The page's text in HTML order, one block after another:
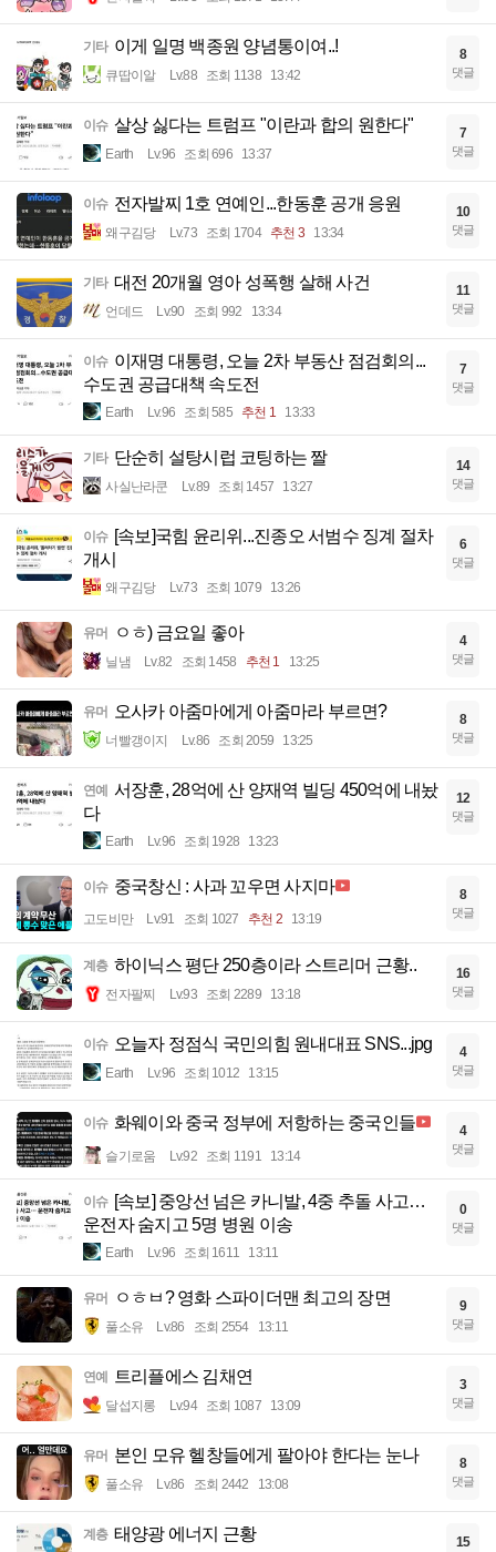
기타 이게 일명 백종원 양념통이여..!
큐땁이알 Lv.88 조회 1138 13:42
8
댓글
이슈 살상 싫다는 트럼프 "이란과 합의 원한다"
Earth Lv.96 조회 696 13:37
7
댓글
이슈 전자발찌 1호 연예인...한동훈 공개 응원
왜구김당 Lv.73 조회 1704 추천 3 13:34
10
댓글
기타 대전 20개월 영아 성폭행 살해 사건
언데드 Lv.90 조회 992 13:34
11
댓글
이슈 이재명 대통령, 오늘 2차 부동산 점검회의...
수도권 공급대책 속도전
Earth Lv.96 조회 585 추천 1 13:33
7
댓글
기타 단순히 설탕시럽 코팅하는 짤
사실난라쿤 Lv.89 조회 1457 13:27
14
댓글
이슈
[속보]국힘 윤리위...진종오 서범수 징계 절차
개시
왜구김당 Lv.73 조회 1079 13:26
6
댓글
유머 ㅇㅎ) 금요일 좋아
닐냄 Lv.82 조회 1458 추천 1 13:25
4
댓글
유머 오사카 아줌마에게 아줌마라 부르면?
너빨갱이지 Lv.86 조회 2059 13:25
8
댓글
연예
서장훈, 28억에 산 양재역 빌딩 450억에 내놨
다
Earth Lv.96 조회 1928 13:23
12
댓글
이슈 중국창신 : 사과 꼬우면 사지마
고도비만 Lv.91 조회 1027 추천 2 13:19
8
댓글
계층 하이닉스 평단 250층이라 스트리머 근황..
전자팔찌 Lv.93 조회 2289 13:18
16
댓글
이슈 오늘자 정점식 국민의힘 원내대표 SNS...jpg
Earth Lv.96 조회 1012 13:15
4
댓글
이슈 화웨이와 중국 정부에 저항하는 중국인들
슬기로움 Lv.92 조회 1191 13:14
4
댓글
이슈
[속보] 중앙선 넘은 카니발, 4중 추돌 사고…
운전자 숨지고 5명 병원 이송
Earth Lv.96 조회 1611 13:11
0
댓글
유머 ㅇㅎㅂ? 영화 스파이더맨 최고의 장면
풀소유 Lv.86 조회 2554 13:11
9
댓글
연예 트리플에스 김채연
달섭지롱 Lv.94 조회 1087 13:09
3
댓글
유머 본인 모유 헬창들에게 팔아야 한다는 눈나
풀소유 Lv.86 조회 2442 13:08
8
댓글
계층 태양광 에너지 근황 15